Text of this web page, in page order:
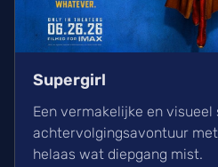
Supergirl
Een vermakelijke en visueel
achtervolgingsavontuur
helaas wat diepgang mist.